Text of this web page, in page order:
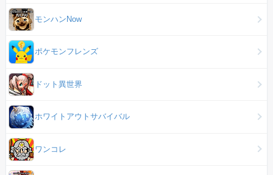
モンハンNow
ポケモンフレンズ
ドット異世界
ホワイトアウトサバイバル
ワンコレ